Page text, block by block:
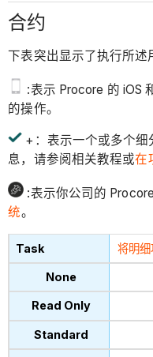
合约
下表突出显示了执行所述
:表示 Procore 的 iOS
的操作。
+：表示一个或多个
息，请参阅相关教程或在
:表示你公司的
统。
将明